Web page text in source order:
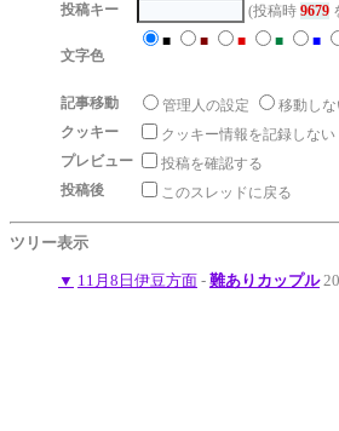
投稿キー
(投稿時 9679
文字色
■ ■ ■ ■ ■
記事移動 管理人の設定 移動し
クッキー
クッキー情報を記録しない
プレビュー
投稿を確認する
投稿後
このスレッドに戻る
ツリー表示
▼ 11月8日伊豆方面 - 難ありカップル